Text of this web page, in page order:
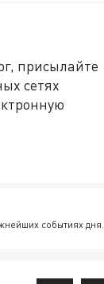
присылайте
сетях
событиях дня.